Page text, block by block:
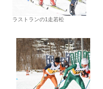
ラストランの1走若松